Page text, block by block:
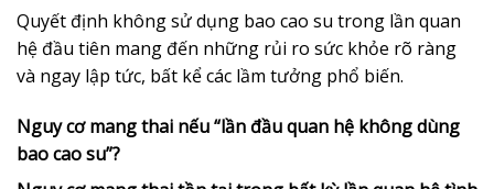
Quyết định không sử dụng bao cao su trong lần quan
hệ đầu tiên mang đến những rủi ro sức khỏe rõ ràng
và ngay lập tức, bất kể các lầm tưởng phổ biến.
Nguy cơ mang thai nếu “lần đầu quan hệ không dùng
bao cao su”?